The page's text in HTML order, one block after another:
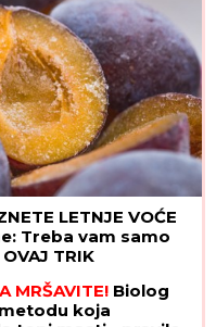
LETNJE VOĆE
Treba vam samo
TRIK
MRŠAVITE! Biolog
koja